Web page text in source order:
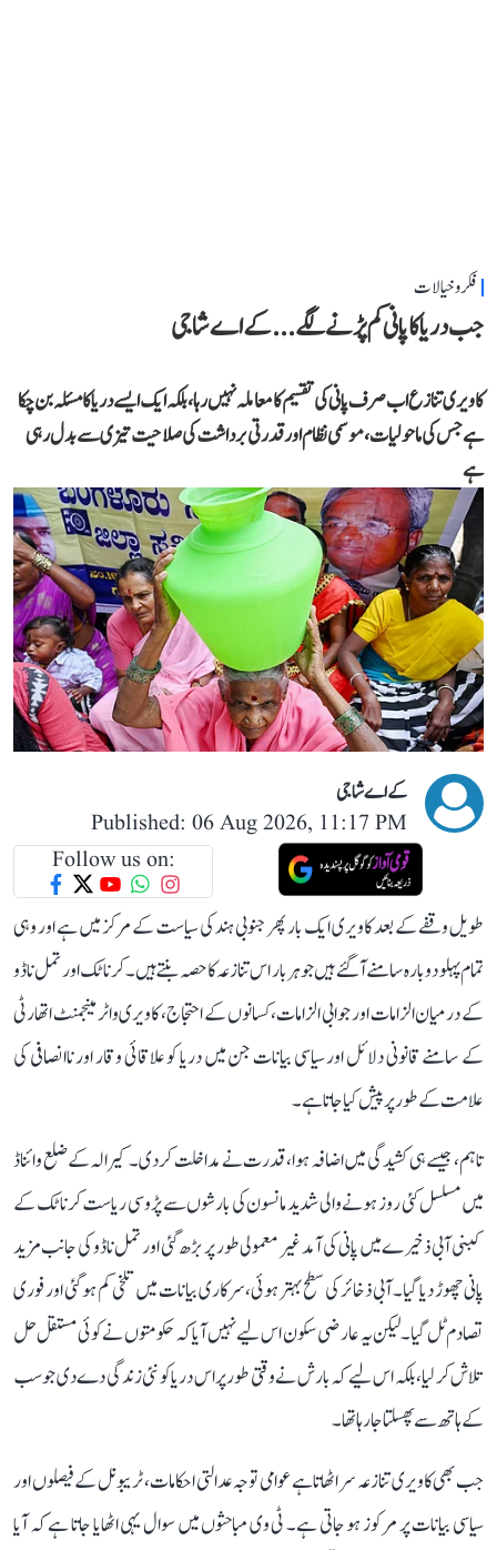
فکر و خیالات
جب دریا کا پانی کم پڑنے لگے...کے اے شاجی
کاویری تنازع اب صرف پانی کی تقسیم کا معاملہ نہیں رہا، بلکہ ایک ایسے دریا کا مسئلہ بن چکا
ہے جس کی ماحولیات، موسمی نظام اور قدرتی برداشت کی صلاحیت تیزی سے بدل رہی
ہے
کے اے شاجی
Published: 06 Aug 2026, 11:17 PM
Follow us on:
طویل وقفے کے بعد کاویری ایک بار پھر جنوبی ہند کی سیاست کے مرکز میں ہے اور وہی
تمام پہلو دوبارہ سامنے آ گئے ہیں جو ہر بار اس تنازعہ کا حصہ بنتے ہیں۔ کرناٹک اور تمل ناڈو
کے درمیان الزامات اور جوابی الزامات، کسانوں کے احتجاج، کاویری واٹر مینجمنٹ اتھارٹی
کے سامنے قانونی دلائل اور سیاسی بیانات جن میں دریا کو علاقائی وقار اور ناانصافی کی
علامت کے طور پر پیش کیا جاتا ہے۔
تاہم، جیسے ہی کشیدگی میں اضافہ ہوا، قدرت نے مداخلت کر دی۔ کیرالہ کے ضلع وائناڈ
میں مسلسل کئی روز ہونے والی شدید مانسون کی بارشوں سے پڑوسی ریاست کرناٹک کے
کبنی آبی ذخیرے میں پانی کی آمد غیر معمولی طور پر بڑھ گئی اور تمل ناڈو کی جانب مزید
پانی چھوڑ دیا گیا۔ آبی ذخائر کی سطح بہتر ہوئی، سرکاری بیانات میں تلخی کم ہو گئی اور فوری
تصادم ٹل گیا۔ لیکن یہ عارضی سکون اس لیے نہیں آیا کہ حکومتوں نے کوئی مستقل حل
تلاش کر لیا، بلکہ اس لیے کہ بارش نے وقتی طور پر اس دریا کو نئی زندگی دے دی جو سب
کے ہاتھ سے پھسلتا جا رہا تھا۔
جب بھی کاویری تنازعہ سر اٹھاتا ہے عوامی توجہ عدالتی احکامات، ٹریبونل کے فیصلوں اور
سیاسی بیانات پر مرکوز ہو جاتی ہے۔ ٹی وی مباحثوں میں سوال یہی اٹھایا جاتا ہے کہ آیا